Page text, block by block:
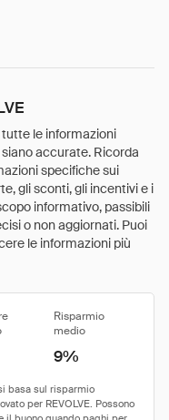
le informazioni
accurate. Ricorda
specifiche sui
gli sconti, gli incentivi e i
informativo, passibili
o non aggiornati. Puoi
le informazioni più
Risparmio
medio
9%